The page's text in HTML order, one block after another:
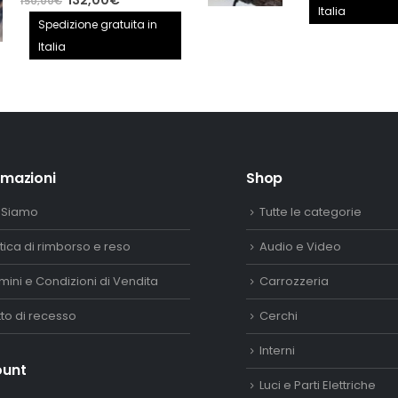
prezzo
prezzo
Spedizione gratuita in
Italia
Italia
di rimborso e reso
e Condizioni di Vendita
di recesso
Shop
Tutte le categorie
Audio e Video
Carrozzeria
Cerchi
Interni
Luci e Parti Elettriche